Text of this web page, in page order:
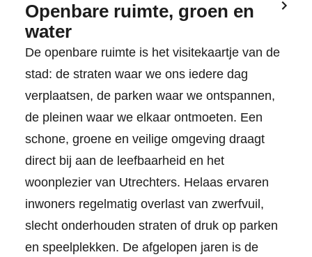
Openbare ruimte, groen en
water
De openbare ruimte is het visitekaartje van de
stad: de straten waar we ons iedere dag
verplaatsen, de parken waar we ontspannen,
de pleinen waar we elkaar ontmoeten. Een
schone, groene en veilige omgeving draagt
direct bij aan de leefbaarheid en het
woonplezier van Utrechters. Helaas ervaren
inwoners regelmatig overlast van zwerfvuil,
slecht onderhouden straten of druk op parken
en speelplekken. De afgelopen jaren is de